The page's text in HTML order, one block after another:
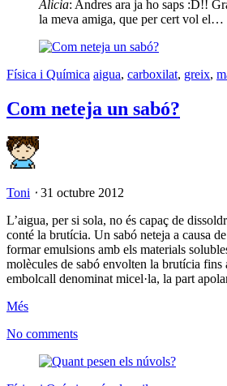
Alicia: Andres ara ja ho saps :D!!
la meva amiga, que per cert vol el…
Física i Química aigua, carboxilat, greix,
Com neteja un sabó?
Toni ⋅ 31 octubre 2012
L’aigua, per si sola, no és capaç de
conté la brutícia. Un sabó neteja a causa
formar emulsions amb els materials
molècules de sabó envolten la brutícia fins
embolcall denominat micel·la, la part
Més
No comments